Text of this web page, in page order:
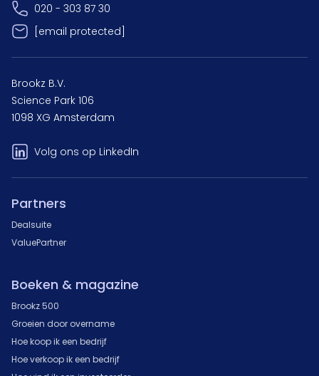
020 - 303 87 30
[email protected]
Brookz B.V.
Science Park 106
1098 XG Amsterdam
Volg ons op LinkedIn
Partners
Dealsuite
ValuePartner
Boeken & magazine
Brookz 500
Groeien door overname
Hoe koop ik een bedrijf
Hoe verkoop ik een bedrijf